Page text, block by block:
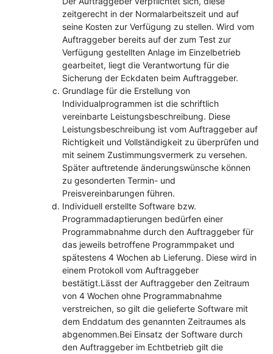
zeitgerecht in der Normalarbeitszeit und auf
seine Kosten zur Verfügung zu stellen. Wird vom
Auftraggeber bereits auf der zum Test zur
Verfügung gestellten Anlage im Einzelbetrieb
gearbeitet, liegt die Verantwortung für die
Sicherung der Eckdaten beim Auftraggeber.
Grundlage für die Erstellung von
Individualprogrammen ist die schriftlich
vereinbarte Leistungsbeschreibung. Diese
Leistungsbeschreibung ist vom Auftraggeber auf
Richtigkeit und Vollständigkeit zu überprüfen und
mit seinem Zustimmungsvermerk zu versehen.
Später auftretende änderungswünsche können
zu gesonderten Termin- und
Preisvereinbarungen führen.
Individuell erstellte Software bzw.
Programmadaptierungen bedürfen einer
Programmabnahme durch den Auftraggeber für
das jeweils betroffene Programmpaket und
spätestens 4 Wochen ab Lieferung. Diese wird in
einem Protokoll vom Auftraggeber
bestätigt.Lässt der Auftraggeber den Zeitraum
von 4 Wochen ohne Programmabnahme
verstreichen, so gilt die gelieferte Software mit
dem Enddatum des genannten Zeitraumes als
abgenommen.Bei Einsatz der Software durch
den Auftraggeber im Echtbetrieb gilt die